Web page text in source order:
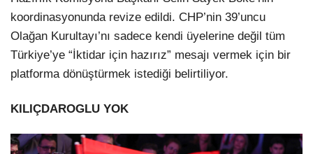
koordinasyonunda revize edildi. CHP’nin 39’uncu
Olağan Kurultayı’nı sadece kendi üyelerine değil tüm
Türkiye’ye “İktidar için hazırız” mesajı vermek için bir
platforma dönüştürmek istediği belirtiliyor.
KILIÇDAROGLU YOK